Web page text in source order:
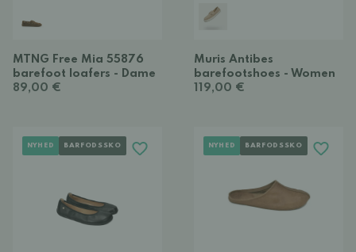
MTNG Free Mia 55876
barefoot loafers - Dame
89,00 €
Muris Antibes
barefootshoes - Women
119,00 €
NYHED BARFODSSKO NYHED BARFODSSKO